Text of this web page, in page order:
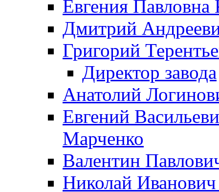
Евгения Павловна
Дмитрий
Григорий
Директор завода
Анатолий
Евгений
Марченко
Валентин
Николай Иванович